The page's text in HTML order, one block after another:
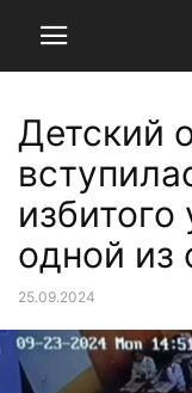
Детский
избитого
одной из
25.09.2024